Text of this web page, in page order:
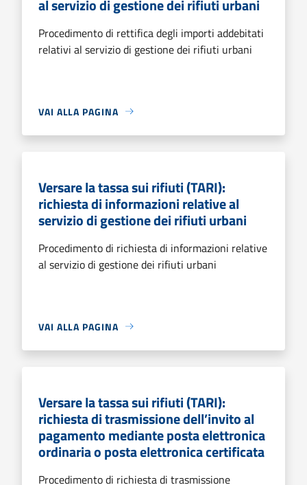
al servizio di gestione dei rifiuti urbani
Procedimento di rettifica degli importi addebitati
relativi al servizio di gestione dei rifiuti urbani
VAI ALLA PAGINA
Versare la tassa sui rifiuti (TARI):
richiesta di informazioni relative al
servizio di gestione dei rifiuti urbani
Procedimento di richiesta di informazioni relative
al servizio di gestione dei rifiuti urbani
VAI ALLA PAGINA
Versare la tassa sui rifiuti (TARI):
richiesta di trasmissione dell’invito al
pagamento mediante posta elettronica
ordinaria o posta elettronica certificata
Procedimento di richiesta di trasmissione